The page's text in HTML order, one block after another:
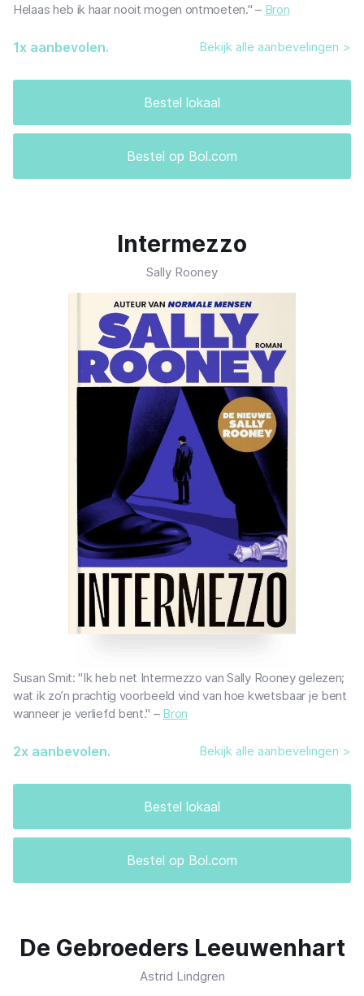
Helaas heb ik haar nooit mogen ontmoeten." – Bron
Bestel lokaal
Bestel op Bol.com
1x aanbevolen. Bekijk alle aanbevelingen >
Intermezzo
Sally Rooney
Susan Smit: "Ik heb net Intermezzo van Sally Rooney gelezen;
wat ik zo’n prachtig voorbeeld vind van hoe kwetsbaar je bent
wanneer je verliefd bent." – Bron
Bestel lokaal
Bestel op Bol.com
2x aanbevolen. Bekijk alle aanbevelingen >
De Gebroeders Leeuwenhart
Astrid Lindgren